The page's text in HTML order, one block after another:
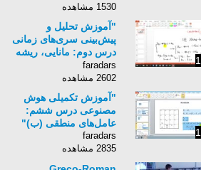
مهندسی "
1530 مشاهده
"آموزش تحلیل و
پیش‌بینی سری‌های زمانی
درس دوم: مانایی، ریشه
واحد، هم انباشتگی (ب)"
faradars
2602 مشاهده
"آموزش تکمیلی هوش
مصنوعی درس ششم:
عامل‌های منطقی (ب)"
faradars
2835 مشاهده